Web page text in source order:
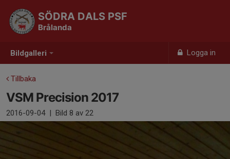
Bildgalleri Logga in
SÖDRA DALS PSF
Brålanda
Tillbaka
VSM Precision 2017
2016-09-04 | Bild 8 av 22